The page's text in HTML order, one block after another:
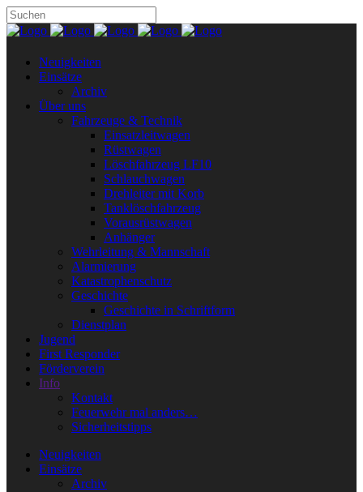
Neuigkeiten
Einsätze
Archiv
Über uns
Fahrzeuge & Technik
Einsatzleitwagen
Rüstwagen
Löschfahrzeug LF10
Schlauchwagen
Drehleiter mit Korb
Tanklöschfahrzeug
Vorausrüstwagen
Anhänger
Wehrleitung & Mannschaft
Alarmierung
Katastrophenschutz
Geschichte
Geschichte in Schriftform
Dienstplan
Jugend
First Responder
Förderverein
Info
Kontakt
Feuerwehr mal anders…
Sicherheitstipps
Neuigkeiten
Einsätze
Archiv